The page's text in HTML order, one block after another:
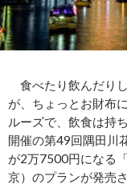
食べたり飲んだり
が、ちょっとお財布
ルーズで、飲食は持
開催の第49回隅田川
が2万7500円になる
京）のプランが発売さ